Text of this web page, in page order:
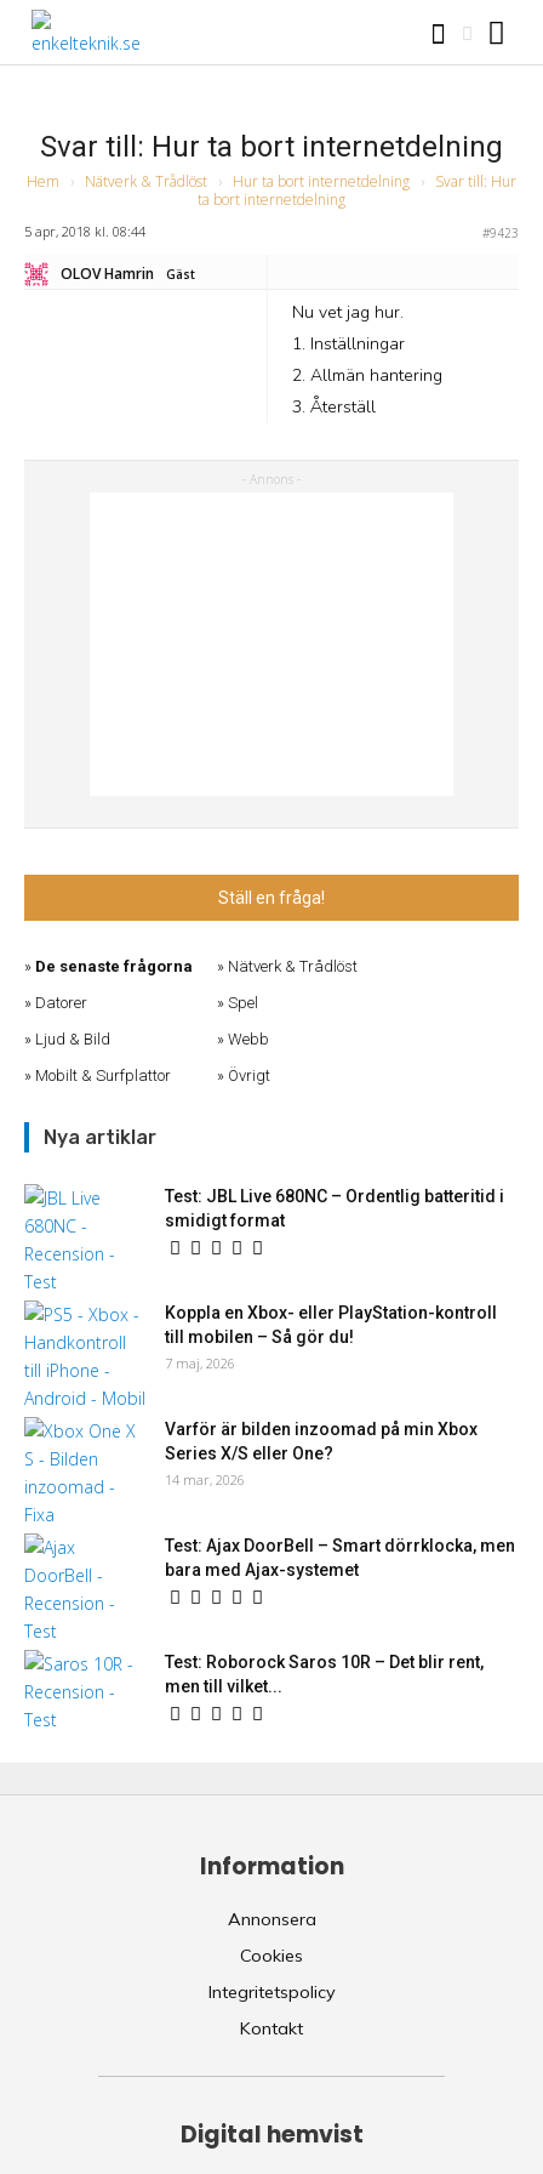
Svar till: Hur ta bort internetdelning
Hem › Nätverk & Trådlöst › Hur ta bort internetdelning › Svar till: Hur
ta bort internetdelning
5 apr, 2018 kl. 08:44 #9423
OLOV Hamrin Gäst
Nu vet jag hur.
1. Inställningar
2. Allmän hantering
3. Återställ
Ställ en fråga!
De senaste frågorna
Datorer
Ljud & Bild
Mobilt & Surfplattor
Nätverk & Trådlöst
Spel
Webb
Övrigt
Nya artiklar
Test: JBL Live 680NC – Ordentlig batteritid i
smidigt format
Koppla en Xbox- eller PlayStation-kontroll
till mobilen – Så gör du!
7 maj, 2026
Varför är bilden inzoomad på min Xbox
Series X/S eller One?
14 mar, 2026
Test: Ajax DoorBell – Smart dörrklocka, men
bara med Ajax-systemet
Test: Roborock Saros 10R – Det blir rent,
men till vilket...
Information
Annonsera
Cookies
Integritetspolicy
Kontakt
Digital hemvist